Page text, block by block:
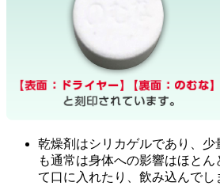
乾燥剤はシリカゲルであり、
も通常は身体への影響はほと
て口に入れたり、飲み込んでし